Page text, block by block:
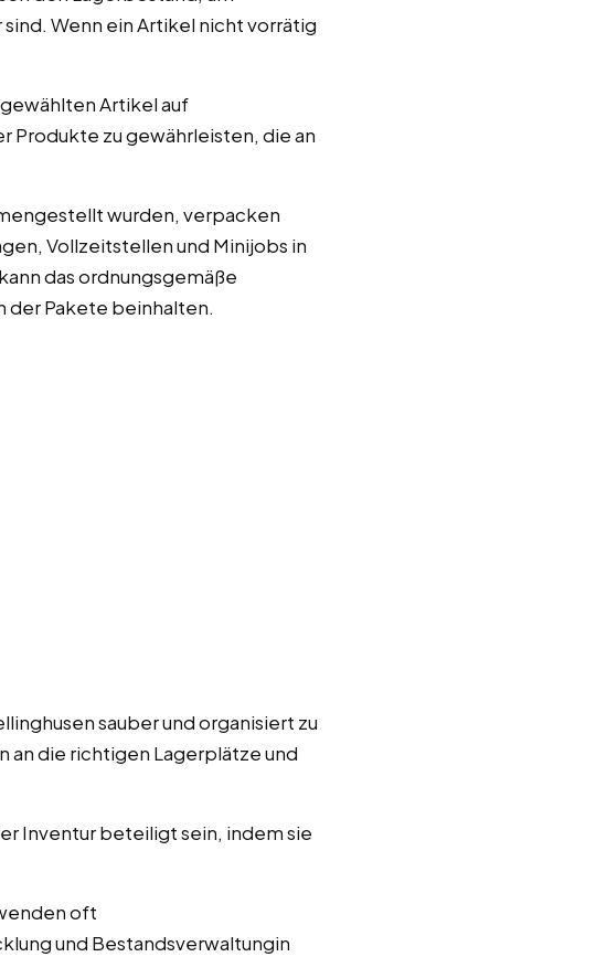
Wenn ein Artikel nicht vorrätig
Artikel auf
Produkte zu gewährleisten, die an
wurden, verpacken
Vollzeitstellen und Minijobs in
das ordnungsgemäße
der Pakete beinhalten.
sauber und organisiert zu
an die richtigen Lagerplätze und
Inventur beteiligt sein, indem sie
oft
und Bestandsverwaltungin